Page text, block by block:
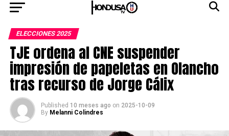
ELECCIONES 2025
TJE ordena al CNE suspender
impresión de papeletas en Olancho
tras recurso de Jorge Cálix
Published 10 meses ago on 2025-10-09
By Melanni Colindres